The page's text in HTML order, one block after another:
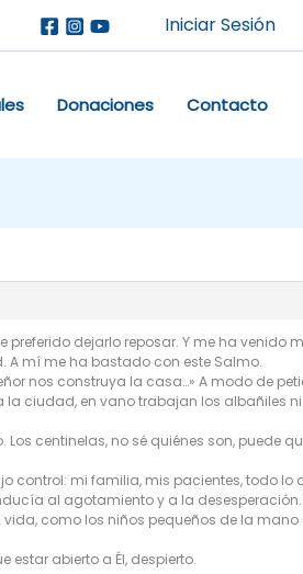
Iniciar Sesión
Donaciones Contacto
dejarlo reposar. Y me ha venido
A mí me ha bastado con este Salmo.
nos construya la casa…» A modo de
la ciudad, en vano trabajan los albañiles
centinelas, no sé quiénes son, puede
control: mi familia, mis pacientes, todo lo
al agotamiento y a la desesperación.
vida, como los niños pequeños de la
estar abierto a Él, despierto.